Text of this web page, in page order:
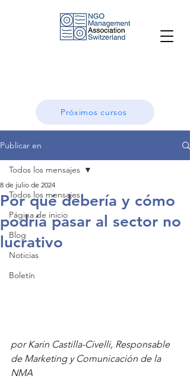
Próximos cursos
Publicar en
Todos los mensajes
Página de inicio
Blog
Noticias
Boletín
Todos los mensajes
Por qué debería y cómo
podría pasar al sector no
lucrativo
8 de julio de 2024
por Karin Castilla-Civelli, Responsable
de Marketing y Comunicación de la
NMA